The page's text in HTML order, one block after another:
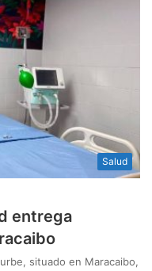
Salud
entrega
situado en Maracaibo,